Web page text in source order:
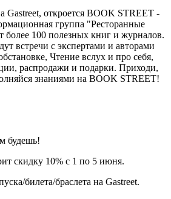
Gastreet, откроется BOOK STREET -
группа "Ресторанные
более 100 полезных книг и журналов.
встречи с экспертами и авторами
Чтение вслух и про себя,
распродажи и подарки. Приходи,
знаниями на BOOK STREET!
будешь!
скидку 10% с 1 по 5 июня.
билета/браслета на Gastreet.